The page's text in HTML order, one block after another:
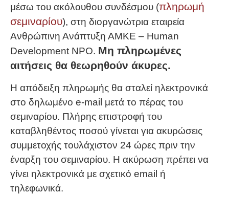
μέσω του ακόλουθου συνδέσμου (πληρωμή
σεμιναρίου), στη διοργανώτρια εταιρεία
Ανθρώπινη Ανάπτυξη ΑΜΚΕ – Human
Development NPO. Μη πληρωμένες
αιτήσεις θα θεωρηθούν άκυρες.
Η απόδειξη πληρωμής θα σταλεί ηλεκτρονικά
στο δηλωμένο e-mail μετά το πέρας του
σεμιναρίου. Πλήρης επιστροφή του
καταβληθέντος ποσού γίνεται για ακυρώσεις
συμμετοχής τουλάχιστον 24 ώρες πριν την
έναρξη του σεμιναρίου. Η ακύρωση πρέπει να
γίνει ηλεκτρονικά με σχετικό email ή
τηλεφωνικά.